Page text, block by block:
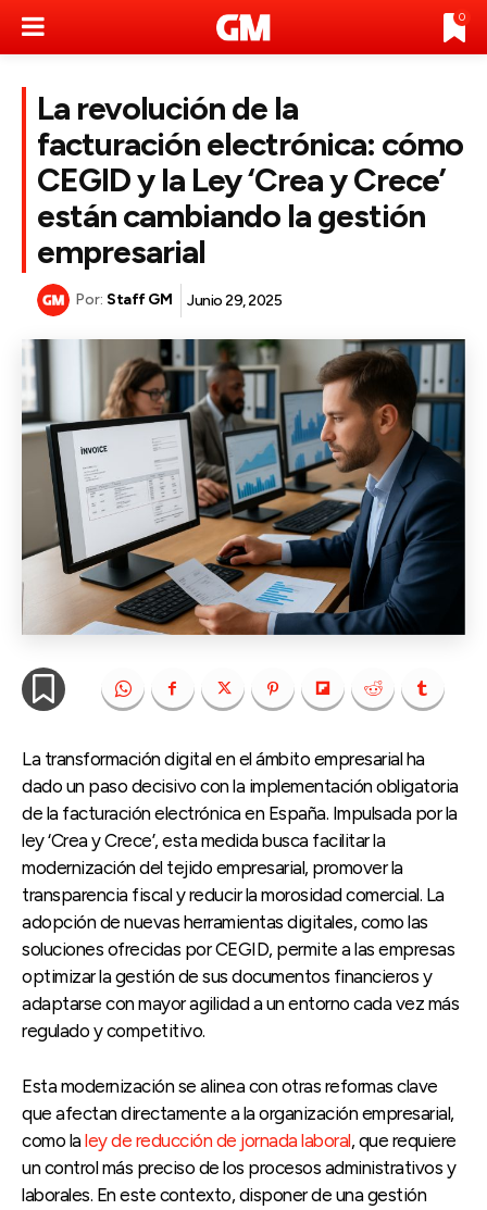
0
La revolución de la
facturación electrónica: cómo
CEGID y la Ley ‘Crea y Crece’
están cambiando la gestión
empresarial
Por: Staff GM Junio 29, 2025
La transformación digital en el ámbito empresarial ha
dado un paso decisivo con la implementación obligatoria
de la facturación electrónica en España. Impulsada por la
ley ‘Crea y Crece’, esta medida busca facilitar la
modernización del tejido empresarial, promover la
transparencia fiscal y reducir la morosidad comercial. La
adopción de nuevas herramientas digitales, como las
soluciones ofrecidas por CEGID, permite a las empresas
optimizar la gestión de sus documentos financieros y
adaptarse con mayor agilidad a un entorno cada vez más
regulado y competitivo.
Esta modernización se alinea con otras reformas clave
que afectan directamente a la organización empresarial,
como laley de reducción de jornada laboral, que requiere
un control más preciso de los procesos administrativos y
laborales. En este contexto, disponer de una gestión